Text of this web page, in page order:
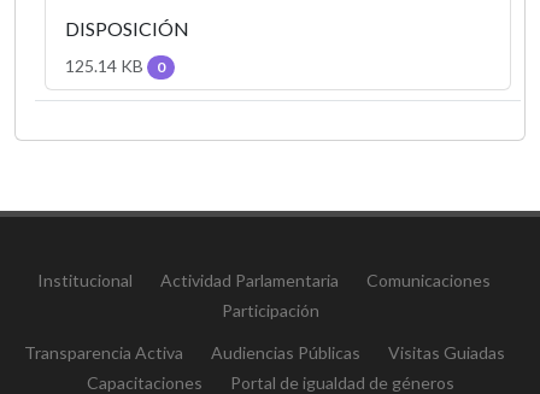
DISPOSICIÓN
125.14 KB 0
Institucional Actividad Parlamentaria
Comunicaciones
Participación
Transparencia Activa Audiencias Públicas
Visitas Guiadas
Capacitaciones
Portal de igualdad de géneros